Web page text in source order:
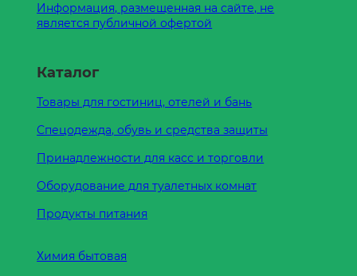
Информация, размещенная на сайте, не
является публичной офертой
Каталог
Товары для гостиниц, отелей и бань
Спецодежда, обувь и средства защиты
Принадлежности для касс и торговли
Оборудование для туалетных комнат
Продукты питания
Химия бытовая